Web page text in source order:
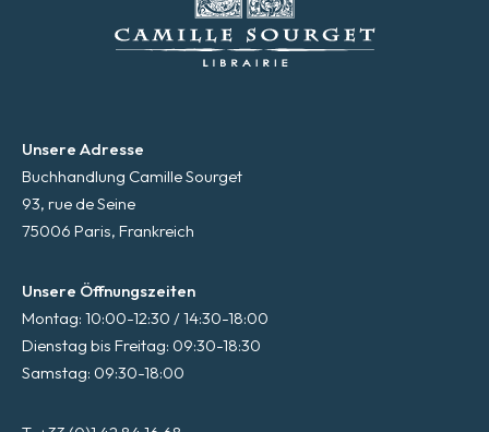
Unsere Adresse
Buchhandlung Camille Sourget
93, rue de Seine
75006 Paris, Frankreich
Unsere Öffnungszeiten
Montag: 10:00-12:30 / 14:30-18:00
Dienstag bis Freitag: 09:30-18:30
Samstag: 09:30-18:00